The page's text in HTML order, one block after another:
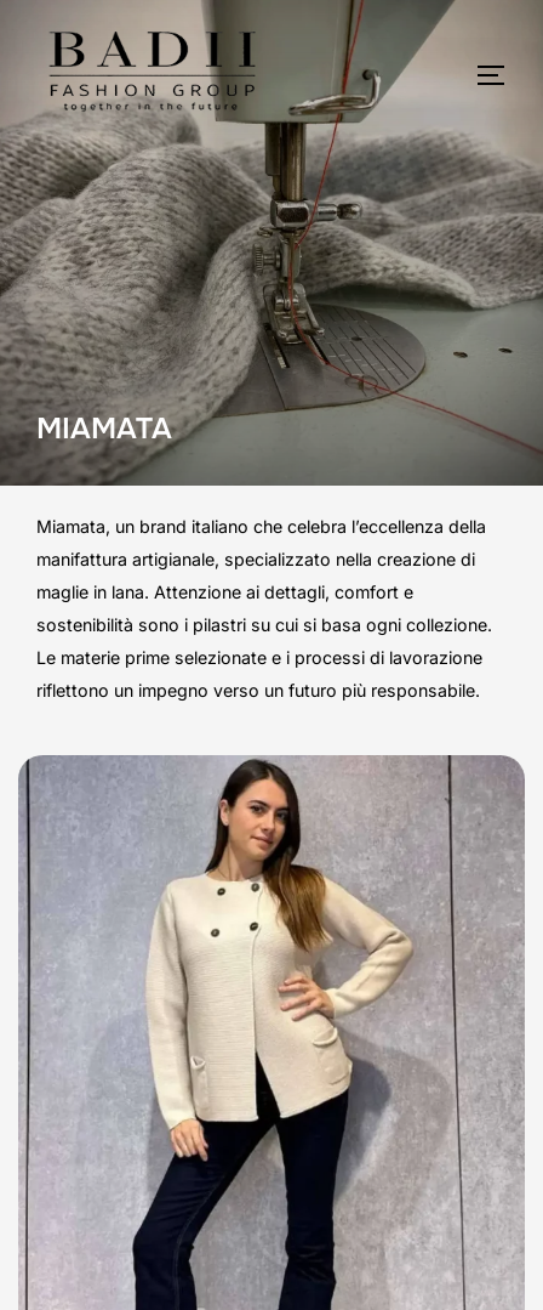
contenuto
MIAMATA
Miamata, un brand italiano che celebra l’eccellenza della
manifattura artigianale, specializzato nella creazione di
maglie in lana. Attenzione ai dettagli, comfort e
sostenibilità sono i pilastri su cui si basa ogni collezione.
Le materie prime selezionate e i processi di lavorazione
riflettono un impegno verso un futuro più responsabile.